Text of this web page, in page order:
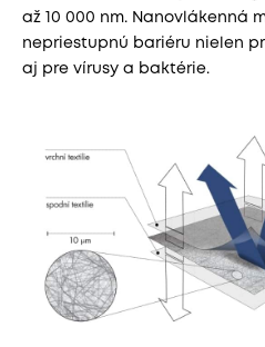
až 10 000 nm. Nanovlákenná
nepriestupnú bariéru nielen
aj pre vírusy a baktérie.